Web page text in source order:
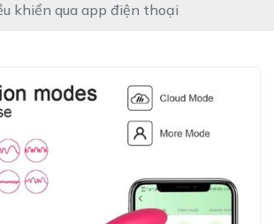
khiển qua app điện thoại